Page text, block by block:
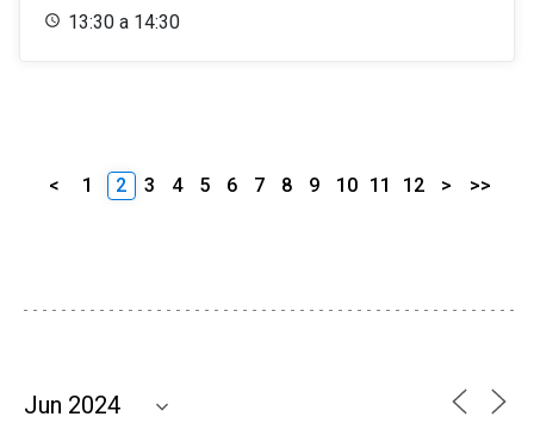
13:30 a 14:30
< 1 2 3 4 5 6 7 8 9 10 11 12 > >>